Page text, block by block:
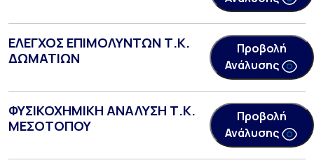
ΕΛΕΓΧΟΣ ΕΠΙΜΟΛΥΝΤΩΝ Τ.Κ.
ΔΩΜΑΤΙΩΝ
Προβολή
Ανάλυσης
ΦΥΣΙΚΟΧΗΜΙΚΗ ΑΝΑΛΥΣΗ Τ.Κ.
ΜΕΣΟΤΟΠΟΥ
Προβολή
Ανάλυσης